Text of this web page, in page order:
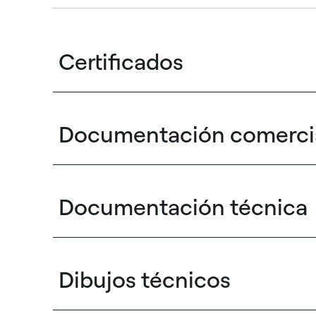
Certificados
Documentación
Documentación técnica
Dibujos técnicos